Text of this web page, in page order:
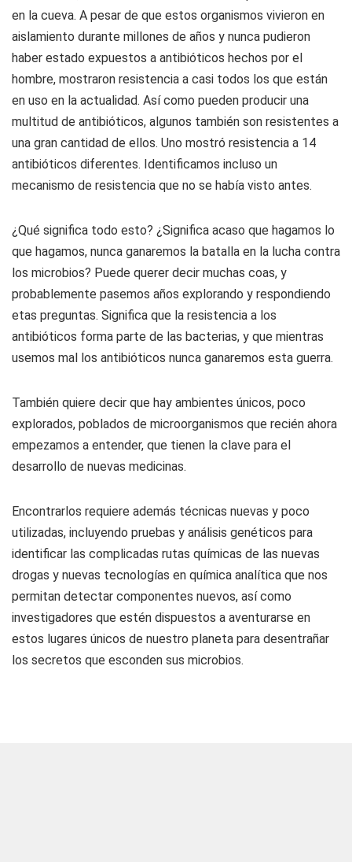
en la cueva. A pesar de que estos organismos vivieron en
aislamiento durante millones de años y nunca pudieron
haber estado expuestos a antibióticos hechos por el
hombre, mostraron resistencia a casi todos los que están
en uso en la actualidad. Así como pueden producir una
multitud de antibióticos, algunos también son resistentes a
una gran cantidad de ellos. Uno mostró resistencia a 14
antibióticos diferentes. Identificamos incluso un
mecanismo de resistencia que no se había visto antes.
¿Qué significa todo esto? ¿Significa acaso que hagamos lo
que hagamos, nunca ganaremos la batalla en la lucha contra
los microbios? Puede querer decir muchas coas, y
probablemente pasemos años explorando y respondiendo
etas preguntas. Significa que la resistencia a los
antibióticos forma parte de las bacterias, y que mientras
usemos mal los antibióticos nunca ganaremos esta guerra.
También quiere decir que hay ambientes únicos, poco
explorados, poblados de microorganismos que recién ahora
empezamos a entender, que tienen la clave para el
desarrollo de nuevas medicinas.
Encontrarlos requiere además técnicas nuevas y poco
utilizadas, incluyendo pruebas y análisis genéticos para
identificar las complicadas rutas químicas de las nuevas
drogas y nuevas tecnologías en química analítica que nos
permitan detectar componentes nuevos, así como
investigadores que estén dispuestos a aventurarse en
estos lugares únicos de nuestro planeta para desentrañar
los secretos que esconden sus microbios.